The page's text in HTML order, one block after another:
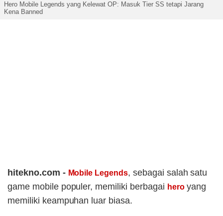
Hero Mobile Legends yang Kelewat OP: Masuk Tier SS tetapi Jarang
Kena Banned
hitekno.com - Mobile Legends, sebagai salah satu
game mobile populer, memiliki berbagai heroyang
memiliki keampuhan luar biasa.